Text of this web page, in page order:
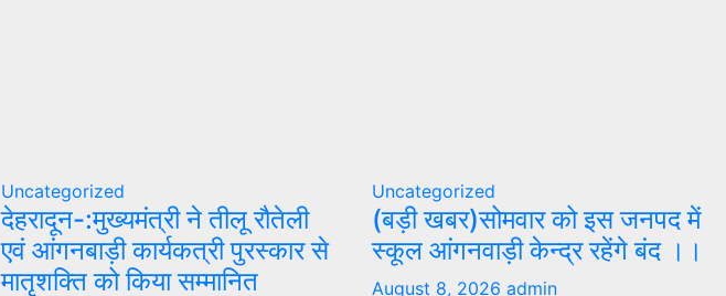
Uncategorized
देहरादून-:मुख्यमंत्री ने तीलू रौतेली
एवं आंगनबाड़ी कार्यकत्री पुरस्कार से
मातृशक्ति को किया सम्मानित
Uncategorized
(बड़ी खबर)सोमवार को इस जनपद में
स्कूल आंगनवाड़ी केन्द्र रहेंगे बंद ।।
August 8, 2026 admin